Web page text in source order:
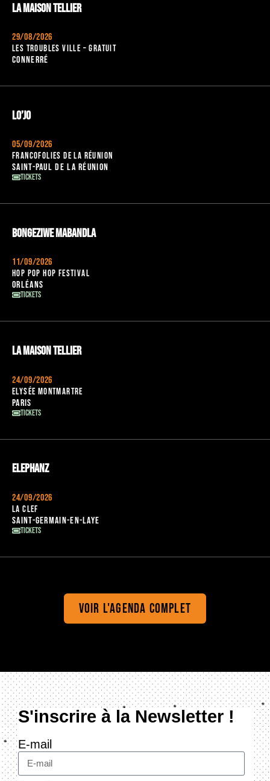
La Maison Tellier
29/08/2026
Les troubles ville – Gratuit
Connerré
Lo’Jo
05/09/2026
Francofolies de La Réunion
Saint-Paul de La Réunion
Tickets
Bongeziwe Mabandla
11/09/2026
Hop POP hop festival
Orléans
Tickets
La Maison Tellier
24/09/2026
Elysée Montmartre
Paris
Tickets
Elephanz
24/09/2026
La clef
Saint-Germain-en-Laye
Tickets
Voir l'agenda complet
S'inscrire à la Newsletter !
E-mail